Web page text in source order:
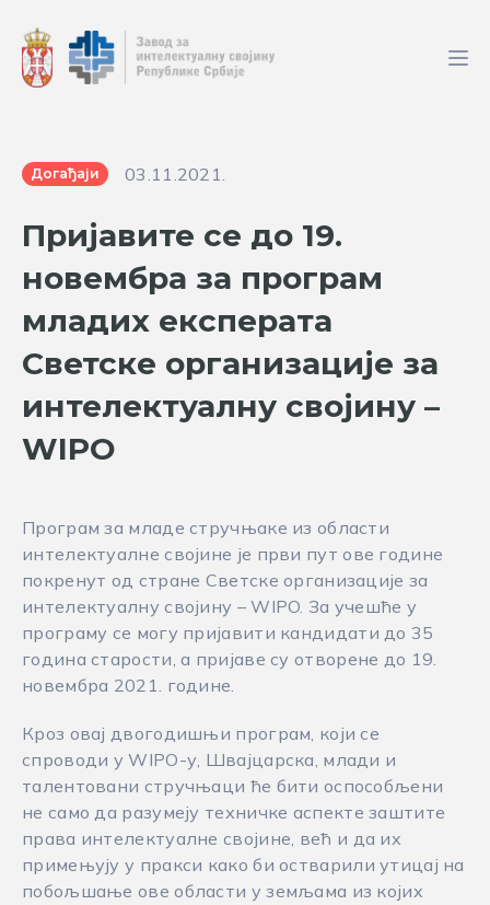
Догађаји 03.11.2021.
Пријавите се до 19.
новембра за програм
младих експерата
Светске организацијe за
интелектуалну својину –
WIPO
Програм за младе стручњаке из области
интелектуалне својине је први пут ове године
покренут од стране Светске организације за
интелектуалну својину – WIPO. За учешће у
програму се могу пријавити кандидати до 35
година старости, а пријаве су отворене до 19.
новембра 2021. године.
Кроз овај двогодишњи програм, који се
спроводи у WIPO-у, Швајцарска, млади и
талентовани стручњаци ће бити оспособљени
не само да разумеју техничке аспекте заштите
права интелектуалне својине, већ и да их
примењују у пракси како би остварили утицај на
побољшање ове области у земљама из којих